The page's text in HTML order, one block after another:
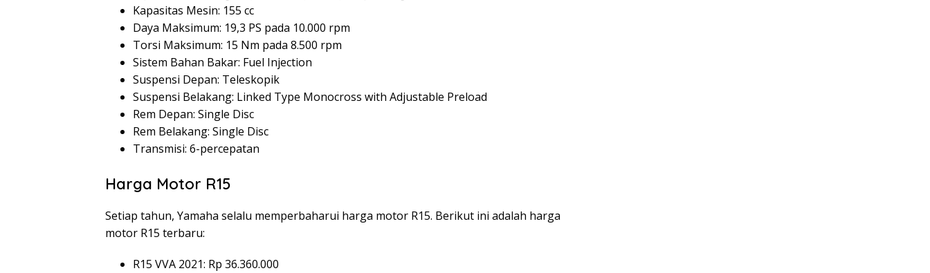
Kapasitas Mesin: 155 cc
Daya Maksimum: 19,3 PS pada 10.000 rpm
Torsi Maksimum: 15 Nm pada 8.500 rpm
Sistem Bahan Bakar: Fuel Injection
Suspensi Depan: Teleskopik
Suspensi Belakang: Linked Type Monocross with Adjustable Preload
Rem Depan: Single Disc
Rem Belakang: Single Disc
Transmisi: 6-percepatan
Harga Motor R15
Setiap tahun, Yamaha selalu memperbaharui harga motor R15. Berikut ini adalah harga
motor R15 terbaru:
R15 VVA 2021: Rp 36.360.000